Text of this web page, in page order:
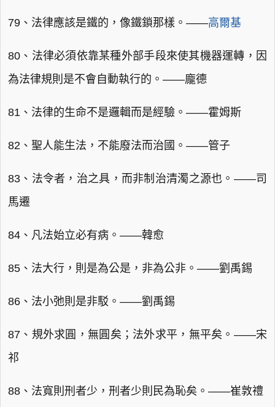
79、法律應該是鐵的，像鐵鎖那樣。——高爾基
80、法律必須依靠某種外部手段來使其機器運轉，因
為法律規則是不會自動執行的。——龐德
81、法律的生命不是邏輯而是經驗。——霍姆斯
82、聖人能生法，不能廢法而治國。——管子
83、法令者，治之具，而非制治清濁之源也。——司
馬遷
84、凡法始立必有病。——韓愈
85、法大行，則是為公是，非為公非。——劉禹錫
86、法小弛則是非駁。——劉禹錫
87、規外求圓，無圓矣；法外求平，無平矣。——宋
祁
88、法寬則刑者少，刑者少則民為恥矣。——崔敦禮